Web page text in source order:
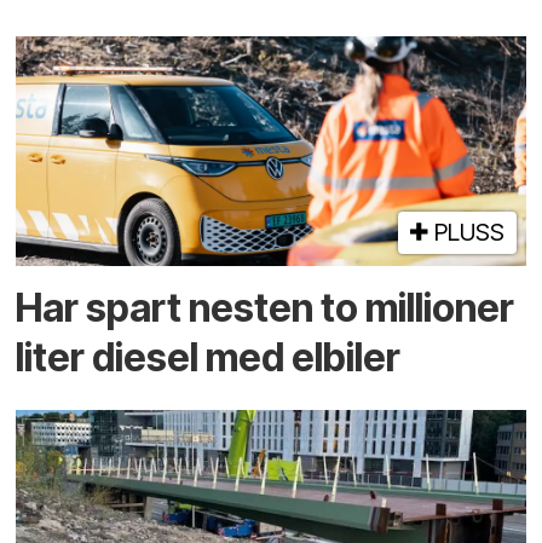
PLUSS
Har spart nesten to millioner
liter diesel med elbiler